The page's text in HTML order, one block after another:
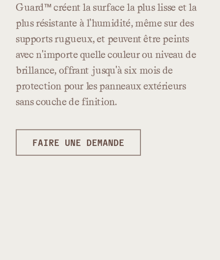
Guard™ créent lasurface laplus lisse et la
plus résistante à l'humidité,même sur des
supports rugueux,et peuventêtre peints
avec n'importe quelle couleurou niveau de
brillance, offrant jusqu'àsix mois de
protection pour lespanneaux extérieurs
sanscouche de finition.
FAIRE UNE DEMANDE